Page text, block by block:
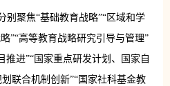
别聚焦“基础教育战略”“区域和学
”“高等教育战略研究引导与管理”
推进”“国家重点研发计划、国家自
联合机制创新”“国家社科基金教